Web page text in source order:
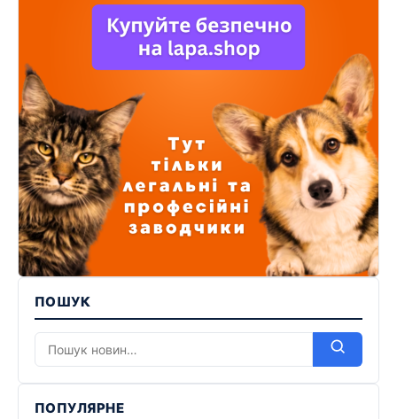
ПОШУК
ПОПУЛЯРНЕ